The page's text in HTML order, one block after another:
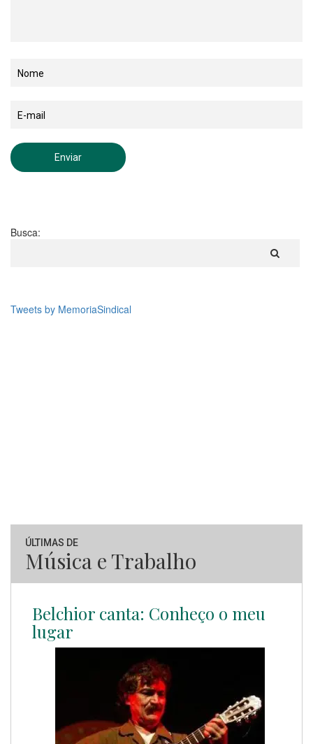
Busca:
Tweets by MemoriaSindical
ÚLTIMAS DE
Música e Trabalho
Belchior canta: Conheço o meu
lugar